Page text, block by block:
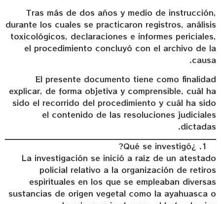
Tras más de dos años y medio de instrucción,
durante los cuales se practicaron registros, análisis
toxicológicos, declaraciones e informes periciales,
el procedimiento concluyó con el archivo de la
causa.
El presente documento tiene como finalidad
explicar, de forma objetiva y comprensible, cuál ha
sido el recorrido del procedimiento y cuál ha sido
el contenido de las resoluciones judiciales
dictadas.
¿Qué se investigó?
La investigación se inició a raíz de un atestado
policial relativo a la organización de retiros
espirituales en los que se empleaban diversas
sustancias de origen vegetal como la ayahuasca o